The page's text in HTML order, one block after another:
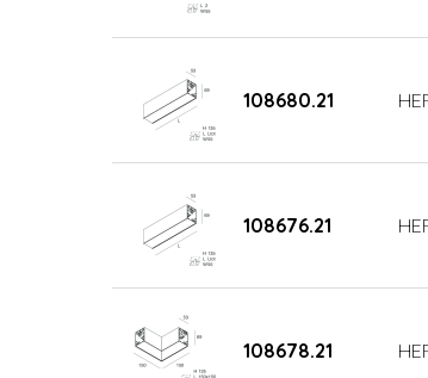
108680.21
108676.21
108678.21